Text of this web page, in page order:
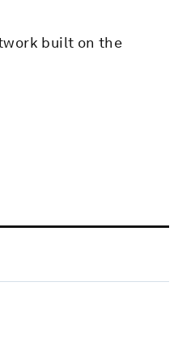
built on the